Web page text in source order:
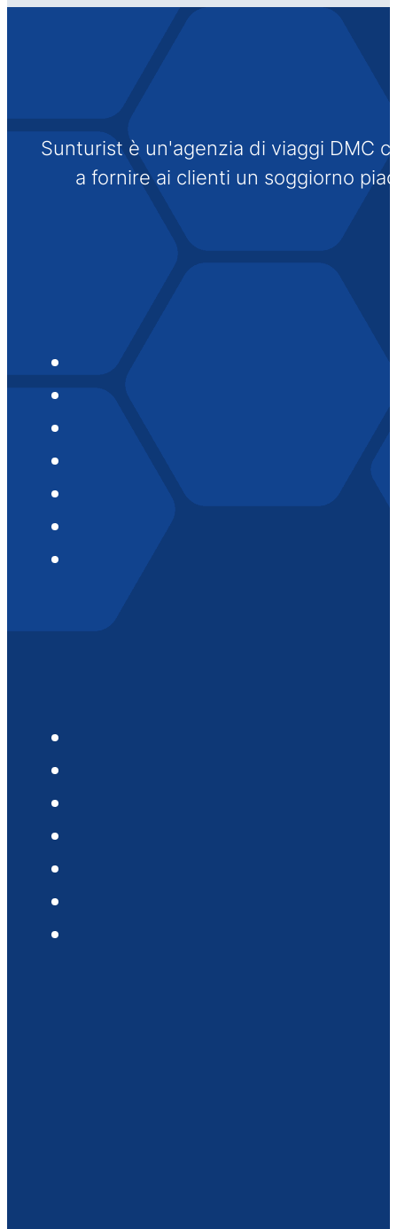
Sunturist è un'agenzia di viaggi DMC
a fornire ai clienti un soggiorno